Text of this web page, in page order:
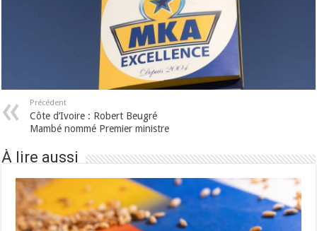
Précédent
Côte d’Ivoire : Robert Beugré
Mambé nommé Premier ministre
À lire aussi